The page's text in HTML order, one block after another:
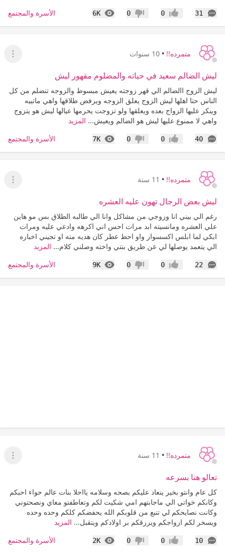
31
التعليقات إعجاب0 عدم إعجاب
0
6K
المشاهدات الأسرة والمجتمع
متمرده!! • 10 سنوات
عرض
ليش الضالم سعيد في حياته والمضلوم مقهور ليش
ليش الزوج االضالم الي قهر زوجته يعيش مبسوط والزوجه تنضلم من كل
الناس حتا اهلها ليش الزوج يعلق الزوجه ويرفض طلاقها واهي ماتبيه
وينكر عليها الزواج بعده ويعلقها ولو تزوجت يحرمها عيالها ليش هو يتزوج
واهي لا ممنوع عليها ليش هو الضالم ويعيش... المزيد
40
التعليقات إعجاب0 عدم إعجاب
0
7K
المشاهدات الأسرة والمجتمع
متمرده!! • 11 سنة
عرض
ليش بعض الرجال تهون عليه العشره
رغم الي بيني انا وزوجي من مشاكل وانا الي طالبه الطلاق بس مو هاين
علي العشره ومانسيته ابد مرات احس اني اكرهه وادعي عليه ومرات
ابكي لما ابلس اكسسوار واو احط عطر كان هديه منه او تجيني اخباره
الي يتعمد يوصلها لي عن طريق بنتي واخته وصلني كلام... المزيد
22
التعليقات إعجاب0 عدم إعجاب
0
9K
المشاهدات الأسرة والمجتمع
متمرده!! • 11 سنة
عرض
تعالو هنا بسرعه
كل عام وانتو بخير ينعاد عليكم بصحه وسلامه يااحلا بنات عالم حواء احبكم
وكانكم خواتي الي ماجابتهم امي شكيت لكم وتعاطفتو معاي ونصحتوني
وكانت نصايحكم لي تنبع من قلوبكم الله يحفضكم كلكم وحده وحده
ويسخر لكم ازواجكم ويرزقكم بر اولادكم ويتقبل... المزيد
10
التعليقات إعجاب0 عدم إعجاب
0
2K
المشاهدات الأسرة والمجتمع